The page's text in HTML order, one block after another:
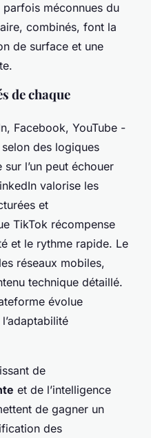
méconnues du
combinés, font la
de surface et une
de chaque
Facebook, YouTube -
des logiques
l’un peut échouer
valorise les
et
TikTok récompense
et le rythme rapide. Le
réseaux mobiles,
technique détaillé.
évolue
de
et de l’intelligence
de gagner un
des